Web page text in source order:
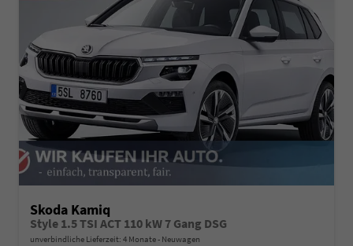
Skoda Kamiq
Style 1.5 TSI ACT 110 kW 7 Gang DSG
unverbindliche Lieferzeit: 4 Monate Neuwagen